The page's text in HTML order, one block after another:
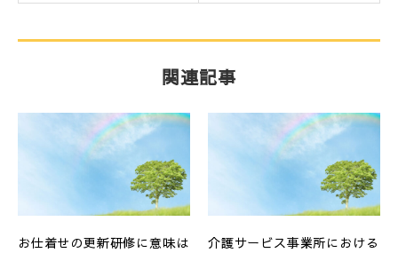
関連記事
お仕着せの更新研修に意味は
介護サービス事業所における